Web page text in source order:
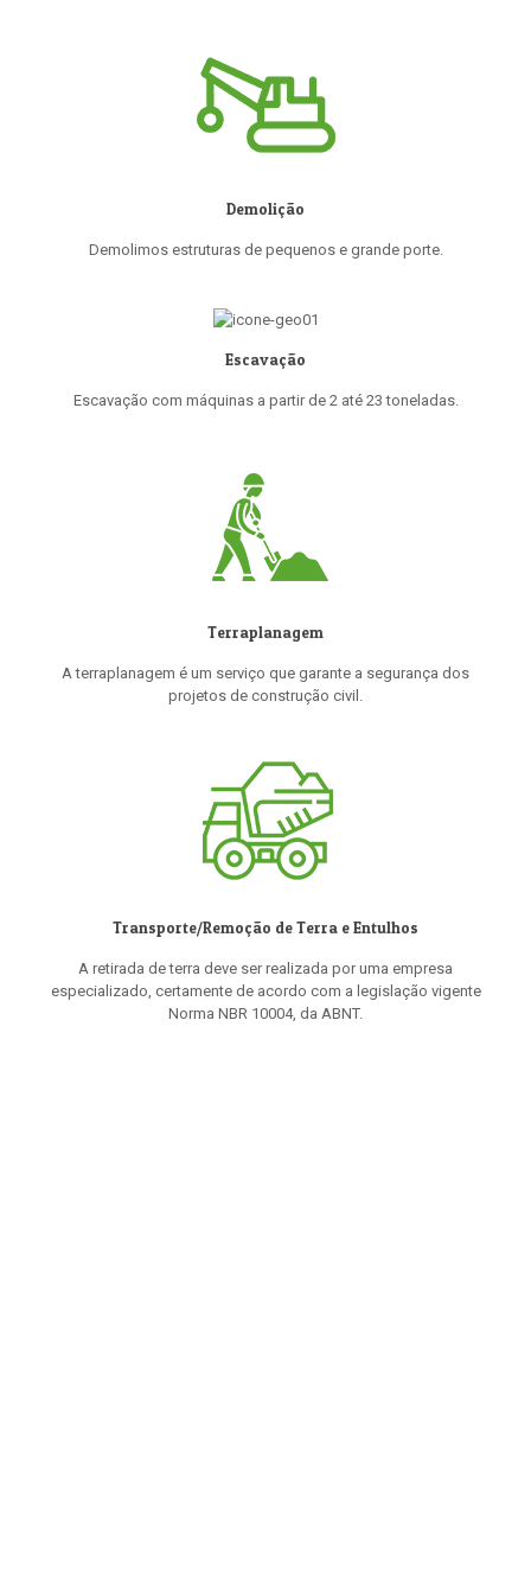
Demolição
Demolimos estruturas de pequenos e grande porte.
Escavação
Escavação com máquinas a partir de 2 até 23 toneladas.
Terraplanagem
A terraplanagem é um serviço que garante a segurança dos
projetos de construção civil.
Transporte/Remoção de Terra e Entulhos
A retirada de terra deve ser realizada por uma empresa
especializado, certamente de acordo com a legislação vigente
Norma NBR 10004, da ABNT.